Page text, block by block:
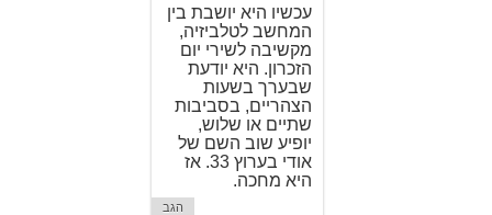
עכשיו היא יושבת בין
המחשב לטלביזיה,
מקשיבה לשירי יום
הזכרון. היא יודעת
שבערך בשעות
הצהריים, בסביבות
שתיים או שלוש,
יופיע שוב השם של
אודי בערוץ 33. אז
היא מחכה.
הגב